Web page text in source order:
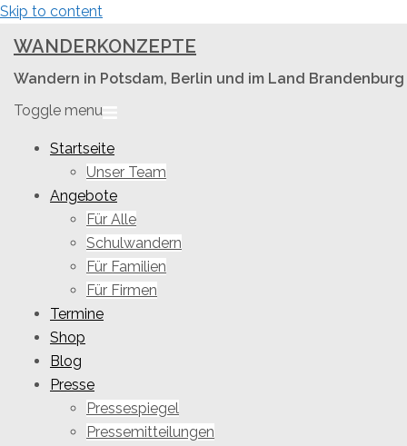
Skip to content
WANDERKONZEPTE
Wandern in Potsdam, Berlin und im Land Brandenburg
Toggle menu
Startseite
Unser Team
Angebote
Für Alle
Schulwandern
Für Familien
Für Firmen
Termine
Shop
Blog
Presse
Pressespiegel
Pressemitteilungen